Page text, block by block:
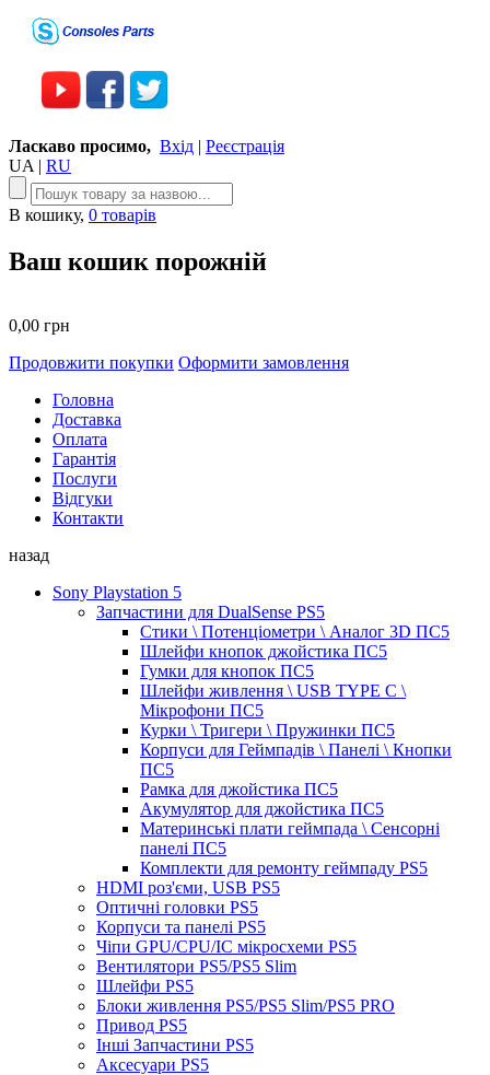
Ласкаво просимо, Вхід | Реєстрація
UA | RU
В кошику, 0 товарів
Ваш кошик порожній
0,00 грн
Продовжити покупки Оформити замовлення
Головна
Доставка
Оплата
Гарантія
Послуги
Відгуки
Контакти
назад
Sony Playstation 5
Запчастини для DualSense PS5
Стики \ Потенціометри \ Аналог 3D ПС5
Шлейфи кнопок джойстика ПС5
Гумки для кнопок ПС5
Шлейфи живлення \ USB TYPE C \
Мікрофони ПС5
Курки \ Тригери \ Пружинки ПС5
Корпуси для Геймпадів \ Панелі \ Кнопки
ПС5
Рамка для джойстика ПС5
Акумулятор для джойстика ПС5
Материнські плати геймпада \ Сенсорні
панелі ПС5
Комплекти для ремонту геймпаду PS5
HDMI роз'єми, USB PS5
Оптичні головки PS5
Корпуси та панелі PS5
Чіпи GPU/CPU/IC мікросхеми PS5
Вентилятори PS5/PS5 Slim
Шлейфи PS5
Блоки живлення PS5/PS5 Slim/PS5 PRO
Привод PS5
Інші Запчастини PS5
Аксесуари PS5